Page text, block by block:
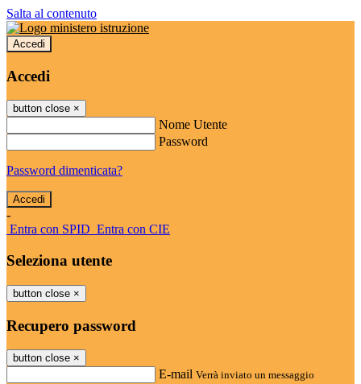
Salta al contenuto
Accedi
Accedi
button close ×
Nome Utente
Password
Password dimenticata?
-
Entra con SPID Entra con CIE
Seleziona utente
button close ×
Recupero password
button close ×
E-mail Verrà inviato un messaggio